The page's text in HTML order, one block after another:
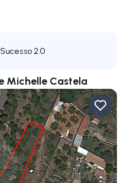
2.0
Michelle Castela